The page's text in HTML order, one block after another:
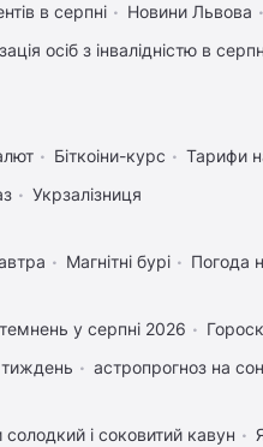
в серпні Новини Львова
осіб з інвалідністю в
Біткоіни-курс
Тарифи
Укрзалізниця
Магнітні бурі Погода
у серпні 2026
астропрогноз на
і соковитий кавун